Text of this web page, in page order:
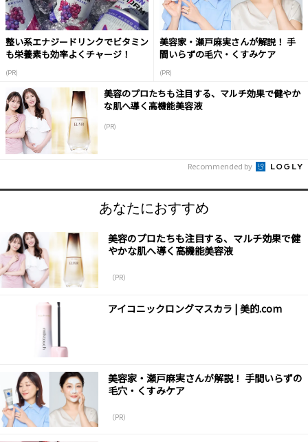
整い系エナジードリンクでビタミン
も栄養素も効率よくチャージ！
(PR)
美容家・瀬戸麻実さんが解説！ 手
間いらずの毛穴・くすみケア
(PR)
美容のプロたちも注目する、マルチ効果で健やか
な肌へ導く高機能美容液
(PR)
Recommended by
あなたにおすすめ
美容のプロたちも注目する、マルチ効果で健
やかな肌へ導く高機能美容液
（PR）
アイコニックロングマスカラ | 美的.com
美容家・瀬戸麻実さんが解説！ 手間いらずの
毛穴・くすみケア
（PR）